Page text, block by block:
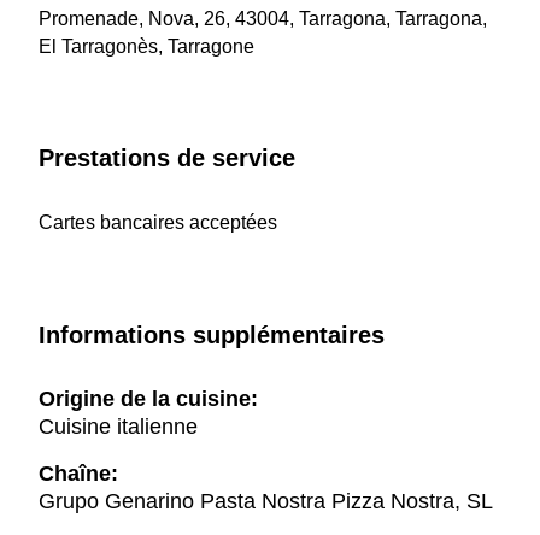
Promenade, Nova, 26, 43004, Tarragona, Tarragona,
El Tarragonès, Tarragone
Prestations de service
Cartes bancaires acceptées
Informations supplémentaires
Origine de la cuisine:
Cuisine italienne
Chaîne:
Grupo Genarino Pasta Nostra Pizza Nostra, SL